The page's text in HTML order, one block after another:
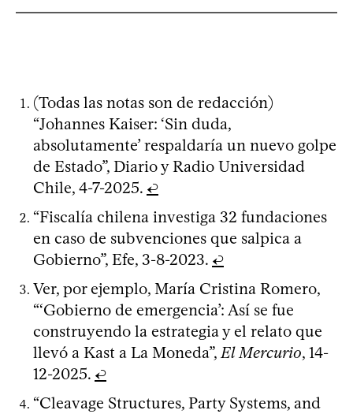
(Todas las notas son de redacción)
“Johannes Kaiser: ‘Sin duda,
absolutamente’ respaldaría un nuevo golpe
de Estado”, Diario y Radio Universidad
Chile, 4-7-2025. ↩
“Fiscalía chilena investiga 32 fundaciones
en caso de subvenciones que salpica a
Gobierno”, Efe, 3-8-2023. ↩
Ver, por ejemplo, María Cristina Romero,
“‘Gobierno de emergencia’: Así se fue
construyendo la estrategia y el relato que
llevó a Kast a La Moneda”,El Mercurio, 14-
12-2025. ↩
“Cleavage Structures, Party Systems, and